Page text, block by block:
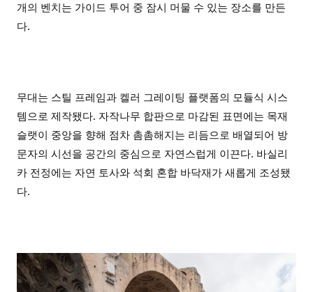
개의 벤치는 가이드 투어 중 잠시 머물 수 있는 장소를 만든
다.
무대는 스틸 프레임과 켈러 그레이팅 플랫폼의 모듈식 시스
템으로 제작됐다. 자작나무 합판으로 마감된 표면에는 목재
슬랫이 중앙을 향해 점차 촘촘해지는 리듬으로 배열되어 방
문자의 시선을 공간의 중심으로 자연스럽게 이끈다. 바실리
카 전정에는 자연 토사와 석회 혼합 바닥재가 새롭게 조성됐
다.